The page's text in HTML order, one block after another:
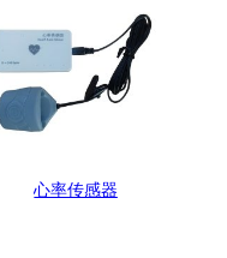
心率传感器